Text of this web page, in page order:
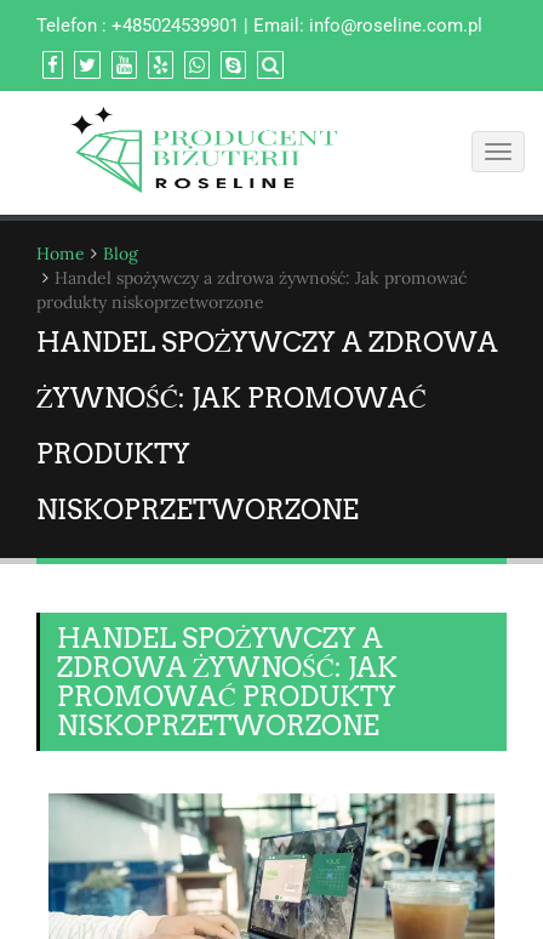
Telefon : +485024539901 | Email: info@roseline.com.pl
Home
Blog
Handel spożywczy a zdrowa żywność: Jak promować
produkty niskoprzetworzone
HANDEL SPOŻYWCZY A ZDROWA
ŻYWNOŚĆ: JAK PROMOWAĆ
PRODUKTY
NISKOPRZETWORZONE
HANDEL SPOŻYWCZY A
ZDROWA ŻYWNOŚĆ: JAK
PROMOWAĆ PRODUKTY
NISKOPRZETWORZONE